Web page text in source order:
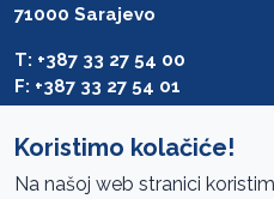
71000 Sarajevo
T: +387 33 27 54 00
F: +387 33 27 54 01
Koristimo kolačiće!
Na našoj web stranici